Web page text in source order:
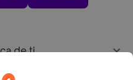
de ti